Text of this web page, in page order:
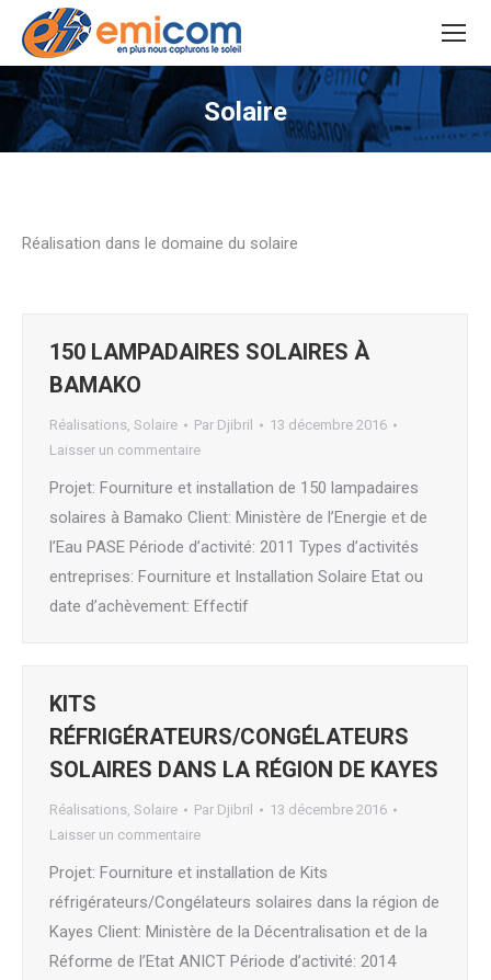
Solaire
Vous êtes ici :
Réalisation dans le domaine du solaire
150 LAMPADAIRES SOLAIRES À
BAMAKO
Réalisations, Solaire Par Djibril
13 décembre 2016
Laisser un commentaire
Projet: Fourniture et installation de 150 lampadaires
solaires à Bamako Client: Ministère de l’Energie et de
l’Eau PASE Période d’activité: 2011 Types d’activités
entreprises: Fourniture et Installation Solaire Etat ou
date d’achèvement: Effectif
KITS
RÉFRIGÉRATEURS/CONGÉLATEURS
SOLAIRES DANS LA RÉGION DE KAYES
Réalisations, Solaire Par Djibril
13 décembre 2016
Laisser un commentaire
Projet: Fourniture et installation de Kits
réfrigérateurs/Congélateurs solaires dans la région de
Kayes Client: Ministère de la Décentralisation et de la
Réforme de l’Etat ANICT Période d’activité: 2014